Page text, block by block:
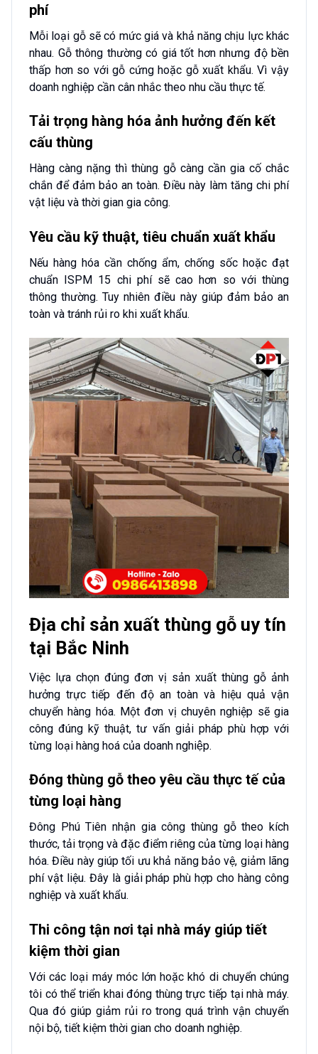
phí
Mỗi loại gỗ sẽ có mức giá và khả năng chịu lực khác
nhau. Gỗ thông thường có giá tốt hơn nhưng độ bền
thấp hơn so với gỗ cứng hoặc gỗ xuất khẩu. Vì vậy
doanh nghiệp cần cân nhắc theo nhu cầu thực tế.
Tải trọng hàng hóa ảnh hưởng đến kết
cấu thùng
Hàng càng nặng thì thùng gỗ càng cần gia cố chắc
chắn để đảm bảo an toàn. Điều này làm tăng chi phí
vật liệu và thời gian gia công.
Yêu cầu kỹ thuật, tiêu chuẩn xuất khẩu
Nếu hàng hóa cần chống ẩm, chống sốc hoặc đạt
chuẩn ISPM 15 chi phí sẽ cao hơn so với thùng
thông thường. Tuy nhiên điều này giúp đảm bảo an
toàn và tránh rủi ro khi xuất khẩu.
Địa chỉ sản xuất thùng gỗ uy tín
tại Bắc Ninh
Việc lựa chọn đúng đơn vị sản xuất thùng gỗ ảnh
hưởng trực tiếp đến độ an toàn và hiệu quả vận
chuyển hàng hóa. Một đơn vị chuyên nghiệp sẽ gia
công đúng kỹ thuật, tư vấn giải pháp phù hợp với
từng loại hàng hoá của doanh nghiệp.
Đóng thùng gỗ theo yêu cầu thực tế của
từng loại hàng
Đông Phú Tiên nhận gia công thùng gỗ theo kích
thước, tải trọng và đặc điểm riêng của từng loại hàng
hóa. Điều này giúp tối ưu khả năng bảo vệ, giảm lãng
phí vật liệu. Đây là giải pháp phù hợp cho hàng công
nghiệp và xuất khẩu.
Thi công tận nơi tại nhà máy giúp tiết
kiệm thời gian
Với các loại máy móc lớn hoặc khó di chuyển chúng
tôi có thể triển khai đóng thùng trực tiếp tại nhà máy.
Qua đó giúp giảm rủi ro trong quá trình vận chuyển
nội bộ, tiết kiệm thời gian cho doanh nghiệp.